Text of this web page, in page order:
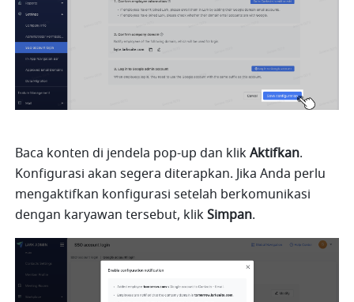
Baca konten di jendela pop-up dan klik Aktifkan.
Konfigurasi akan segera diterapkan. Jika Anda perlu
mengaktifkan konfigurasi setelah berkomunikasi
dengan karyawan tersebut, klik Simpan.